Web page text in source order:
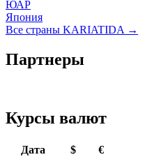
ЮАР
Япония
Все страны KARIATIDA →
Партнеры
Курсы валют
Дата $
€